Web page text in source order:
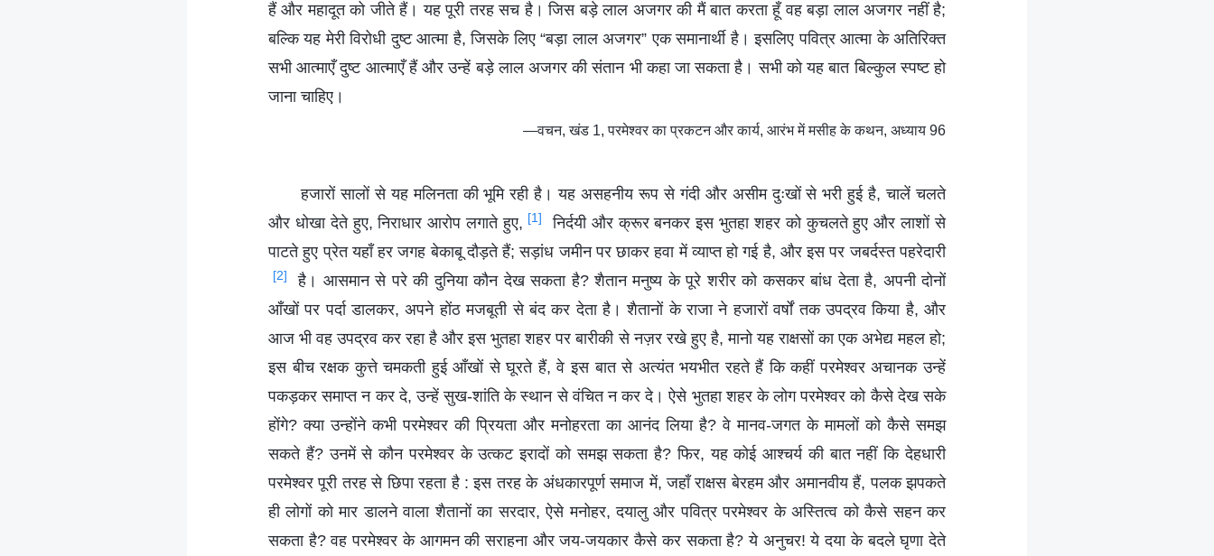
हैं और महादूत को जीते हैं। यह पूरी तरह सच है। जिस बड़े लाल अजगर की मैं बात करता हूँ वह बड़ा लाल अजगर नहीं है;
बल्कि यह मेरी विरोधी दुष्ट आत्मा है, जिसके लिए “बड़ा लाल अजगर” एक समानार्थी है। इसलिए पवित्र आत्मा के अतिरिक्त
सभी आत्माएँ दुष्ट आत्माएँ हैं और उन्हें बड़े लाल अजगर की संतान भी कहा जा सकता है। सभी को यह बात बिल्कुल स्पष्ट हो
जाना चाहिए।
—वचन, खंड 1, परमेश्वर का प्रकटन और कार्य, आरंभ में मसीह के कथन, अध्याय 96
हजारों सालों से यह मलिनता की भूमि रही है। यह असहनीय रूप से गंदी और असीम दुःखों से भरी हुई है, चालें चलते
और धोखा देते हुए, निराधार आरोप लगाते हुए, [1]
निर्दयी और क्रूर बनकर इस भुतहा शहर को कुचलते हुए और लाशों से
पाटते हुए प्रेत यहाँ हर जगह बेकाबू दौड़ते हैं; सड़ांध जमीन पर छाकर हवा में व्याप्त हो गई है, और इस पर जबर्दस्त पहरेदारी
[2]
है। आसमान से परे की दुनिया कौन देख सकता है? शैतान मनुष्य के पूरे शरीर को कसकर बांध देता है, अपनी दोनों
आँखों पर पर्दा डालकर, अपने होंठ मजबूती से बंद कर देता है। शैतानों के राजा ने हजारों वर्षों तक उपद्रव किया है, और
आज भी वह उपद्रव कर रहा है और इस भुतहा शहर पर बारीकी से नज़र रखे हुए है, मानो यह राक्षसों का एक अभेद्य महल हो;
इस बीच रक्षक कुत्ते चमकती हुई आँखों से घूरते हैं, वे इस बात से अत्यंत भयभीत रहते हैं कि कहीं परमेश्वर अचानक उन्हें
पकड़कर समाप्त न कर दे, उन्हें सुख-शांति के स्थान से वंचित न कर दे। ऐसे भुतहा शहर के लोग परमेश्वर को कैसे देख सके
होंगे? क्या उन्होंने कभी परमेश्वर की प्रियता और मनोहरता का आनंद लिया है? वे मानव-जगत के मामलों को कैसे समझ
सकते हैं? उनमें से कौन परमेश्वर के उत्कट इरादों को समझ सकता है? फिर, यह कोई आश्चर्य की बात नहीं कि देहधारी
परमेश्वर पूरी तरह से छिपा रहता है : इस तरह के अंधकारपूर्ण समाज में, जहाँ राक्षस बेरहम और अमानवीय हैं, पलक झपकते
ही लोगों को मार डालने वाला शैतानों का सरदार, ऐसे मनोहर, दयालु और पवित्र परमेश्वर के अस्तित्व को कैसे सहन कर
सकता है? वह परमेश्वर के आगमन की सराहना और जय-जयकार कैसे कर सकता है? ये अनुचर! ये दया के बदले घृणा देते